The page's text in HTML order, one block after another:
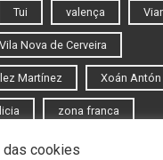
Tui valença
Vila Nova de Cerveira
Martínez Xoán Antón
zona franca
das cookies